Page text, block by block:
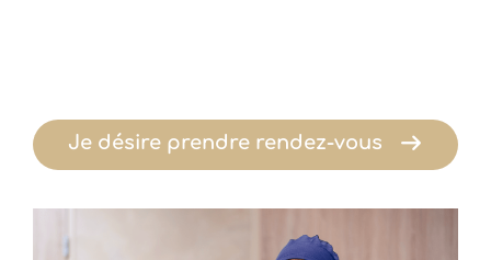
Je désire prendre rendez-vous